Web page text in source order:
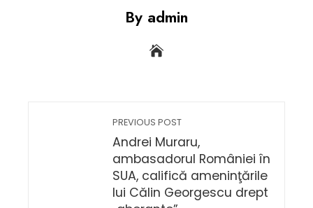
By admin
PREVIOUS POST
Andrei Muraru,
ambasadorul României în
SUA, califică ameninţările
lui Călin Georgescu drept